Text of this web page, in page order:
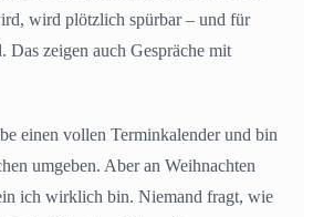
wird plötzlich spürbar – und für
Das zeigen auch Gespräche mit
einen vollen Terminkalender und bin
umgeben. Aber an Weihnachten
ich wirklich bin. Niemand fragt, wie